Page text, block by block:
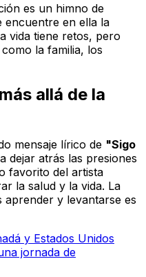
es un himno de
encuentre en ella la
vida tiene retos, pero
la familia, los
allá de la
mensaje lírico de "Sigo
dejar atrás las presiones
favorito del artista
la salud y la vida. La
aprender y levantarse es
y Estados Unidos
jornada de